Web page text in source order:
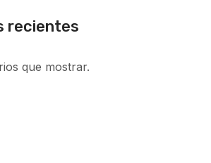
recientes
que mostrar.